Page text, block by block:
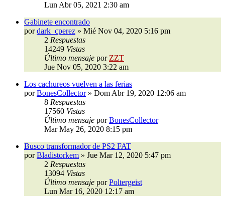
Lun Abr 05, 2021 2:30 am
Gabinete encontrado
pordark_cperez » Mié Nov 04, 2020 5:16 pm
2 Respuestas
14249 Vistas
Último mensaje por ZZT
Jue Nov 05, 2020 3:22 am
Los cachureos vuelven a las ferias
porBonesCollector» Dom Abr 19, 2020 12:06 am
8 Respuestas
17560 Vistas
Último mensaje porBonesCollector
Mar May 26, 2020 8:15 pm
Busco transformador de PS2 FAT
porBladistorkem » Jue Mar 12, 2020 5:47 pm
2 Respuestas
13094 Vistas
Último mensaje porPoltergeist
Lun Mar 16, 2020 12:17 am